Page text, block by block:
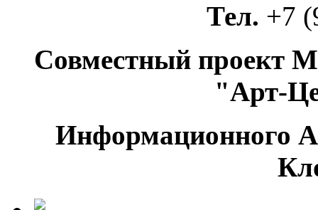
Тел. +7
Совместный проект
"Арт-
Информационного